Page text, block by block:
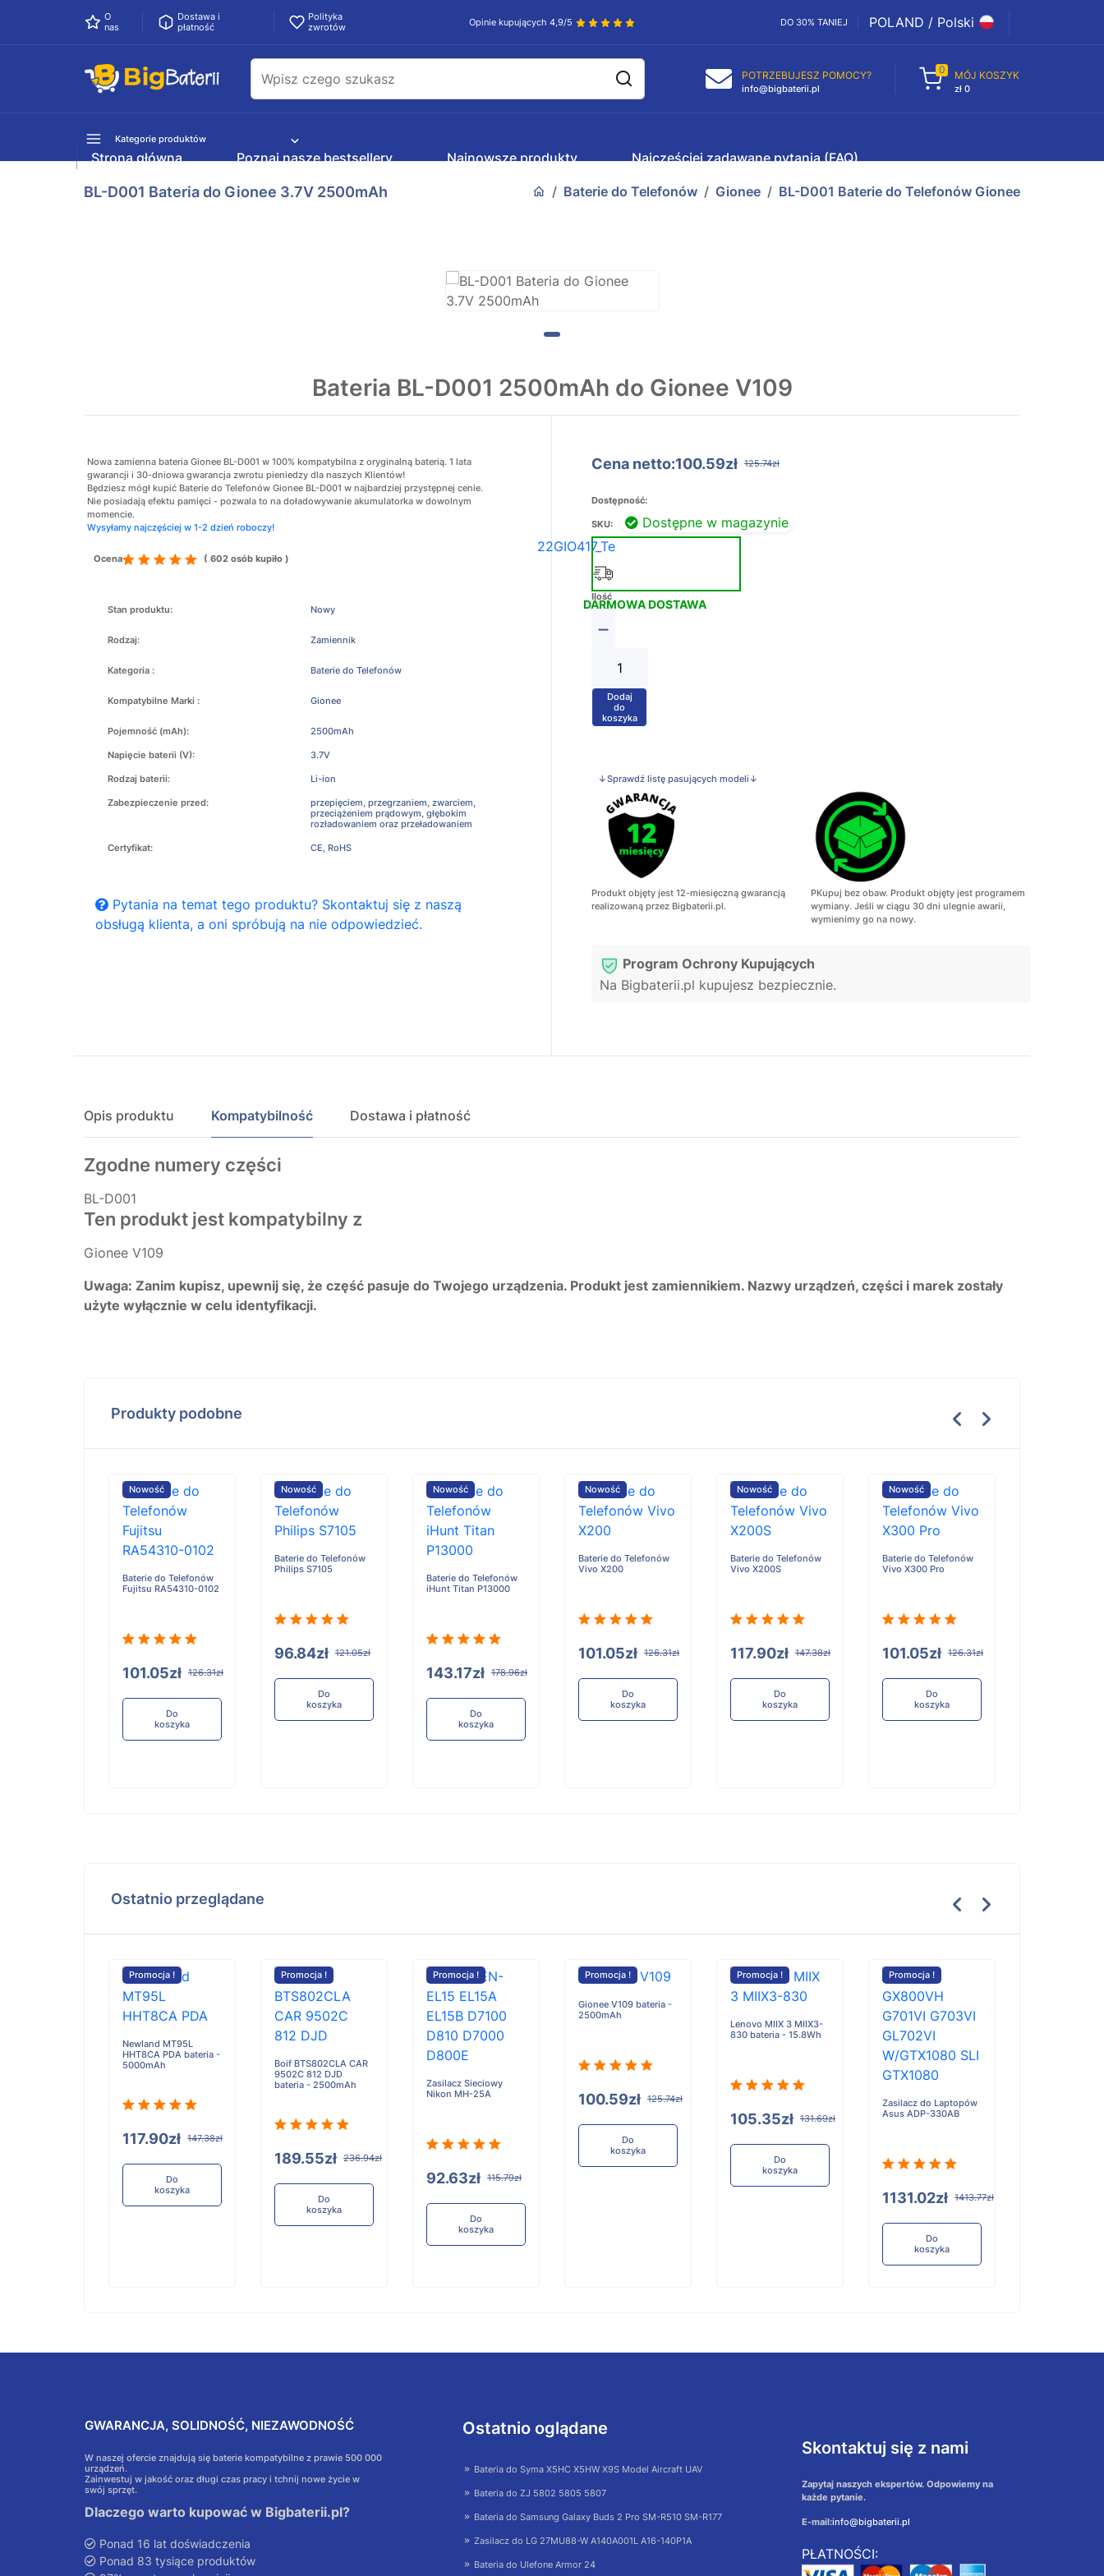
O
nas
Dostawa i
płatność
Polityka
zwrotów
Opinie kupujących 4,9/5 DO 30% TANIEJ POLAND / Polski
POTRZEBUJESZ POMOCY?
info@bigbaterii.pl
0 MÓJ KOSZYK
zł 0
Kategorie produktów
Strona główna Poznaj nasze bestsellery Najnowsze produkty Najczęściej zadawane pytania (FAQ)
BL-D001 Bateria do Gionee 3.7V 2500mAh Baterie do Telefonów Gionee BL-D001 Baterie do Telefonów Gionee
Bateria BL-D001 2500mAh do Gionee V109
Nowa zamienna bateria Gionee BL-D001 w 100% kompatybilna z oryginalną baterią. 1 lata
gwarancji i 30-dniowa gwarancja zwrotu pieniedzy dla naszych Klientów!
Będziesz mógł kupić Baterie do Telefonów Gionee BL-D001 w najbardziej przystępnej cenie.
Nie posiadają efektu pamięci - pozwala to na doładowywanie akumulatorka w dowolnym
momencie.
Wysyłamy najczęściej w 1-2 dzień roboczy!
Ocena ( 602 osób kupiło )
Stan produktu: Nowy
Rodzaj: Zamiennik
Kategoria : Baterie do Telefonów
Kompatybilne Marki : Gionee
Pojemność (mAh): 2500mAh
Napięcie baterii (V): 3.7V
Rodzaj baterii: Li-ion
Zabezpieczenie przed:
przepięciem, przegrzaniem, zwarciem,
przeciążeniem prądowym, głębokim
rozładowaniem oraz przeładowaniem
Certyfikat: CE, RoHS
Pytania na temat tego produktu? Skontaktuj się z naszą
obsługą klienta, a oni spróbują na nie odpowiedzieć.
Cena netto:100.59zł 125.74zł
Dostępność:
Dostępne w magazynie
SKU:
22GIO417_Te
DARMOWA DOSTAWA
Ilość
−
+
Dodaj
do
koszyka
↓Sprawdź listę pasujących modeli↓
Produkt objęty jest 12-miesięczną gwarancją
realizowaną przez Bigbaterii.pl.
PKupuj bez obaw. Produkt objęty jest programem
wymiany. Jeśli w ciągu 30 dni ulegnie awarii,
wymienimy go na nowy.
Program Ochrony Kupujących
Na Bigbaterii.pl kupujesz bezpiecznie.
Opis produktu Kompatybilność Dostawa i płatność
Zgodne numery części
BL-D001
Ten produkt jest kompatybilny z
Gionee V109
Uwaga: Zanim kupisz, upewnij się, że część pasuje do Twojego urządzenia. Produkt jest zamiennikiem. Nazwy urządzeń, części i marek zostały
użyte wyłącznie w celu identyfikacji.
Produkty podobne
Nowość
Baterie do Telefonów
Fujitsu RA54310-0102
101.05zł 126.31zł
Do
koszyka
Nowość
Baterie do Telefonów
Philips S7105
96.84zł 121.05zł
Do
koszyka
Nowość
Baterie do Telefonów
iHunt Titan P13000
143.17zł 178.96zł
Do
koszyka
Nowość
Baterie do Telefonów
Vivo X200
101.05zł 126.31zł
Do
koszyka
Nowość
Baterie do Telefonów
Vivo X200S
117.90zł 147.38zł
Do
koszyka
Nowość
Baterie do Telefonów
Vivo X300 Pro
101.05zł 126.31zł
Do
koszyka
Ostatnio przeglądane
Promocja !
Newland MT95L
HHT8CA PDA bateria -
5000mAh
117.90zł 147.38zł
Do
koszyka
Promocja !
Boif BTS802CLA CAR
9502C 812 DJD
bateria - 2500mAh
189.55zł 236.94zł
Do
koszyka
Promocja !
Zasilacz Sieciowy
Nikon MH-25A
92.63zł 115.79zł
Do
koszyka
Promocja !
Gionee V109 bateria -
2500mAh
100.59zł 125.74zł
Do
koszyka
Promocja !
Lenovo MIIX 3 MIIX3-
830 bateria - 15.8Wh
105.35zł 131.69zł
Do
koszyka
Promocja !
Zasilacz do Laptopów
Asus ADP-330AB
1131.02zł 1413.77zł
Do
koszyka
GWARANCJA, SOLIDNOŚĆ, NIEZAWODNOŚĆ
W naszej ofercie znajdują się baterie kompatybilne z prawie 500 000
urządzeń.
Zainwestuj w jakość oraz długi czas pracy i tchnij nowe życie w
swój sprzęt.
Dlaczego warto kupować w Bigbaterii.pl?
Ponad 16 lat doświadczenia
Ponad 83 tysiące produktów
Ostatnio oglądane
Bateria do Syma X5HC X5HW X9S Model Aircraft UAV
Bateria do ZJ 5802 5805 5807
Bateria do Samsung Galaxy Buds 2 Pro SM-R510 SM-R177
Zasilacz do LG 27MU88-W A140A001L A16-140P1A
Bateria do Ulefone Armor 24
Skontaktuj się z nami
Zapytaj naszych ekspertów. Odpowiemy na
każde pytanie.
E-mail:info@bigbaterii.pl
PŁATNOŚCI: